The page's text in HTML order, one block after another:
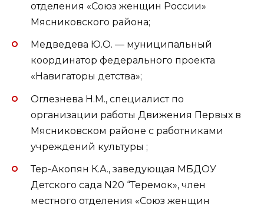
отделения «Союз женщин России»
Мясниковского района;
Медведева Ю.О. — муниципальный
координатор федерального проекта
«Навигаторы детства»;
Оглезнева Н.М., специалист по
организации работы Движения Первых в
Мясниковском районе с работниками
учреждений культуры ;
Тер-Акопян К.А., заведующая МБДОУ
Детского сада N20 “Теремок», член
местного отделения «Союз женщин